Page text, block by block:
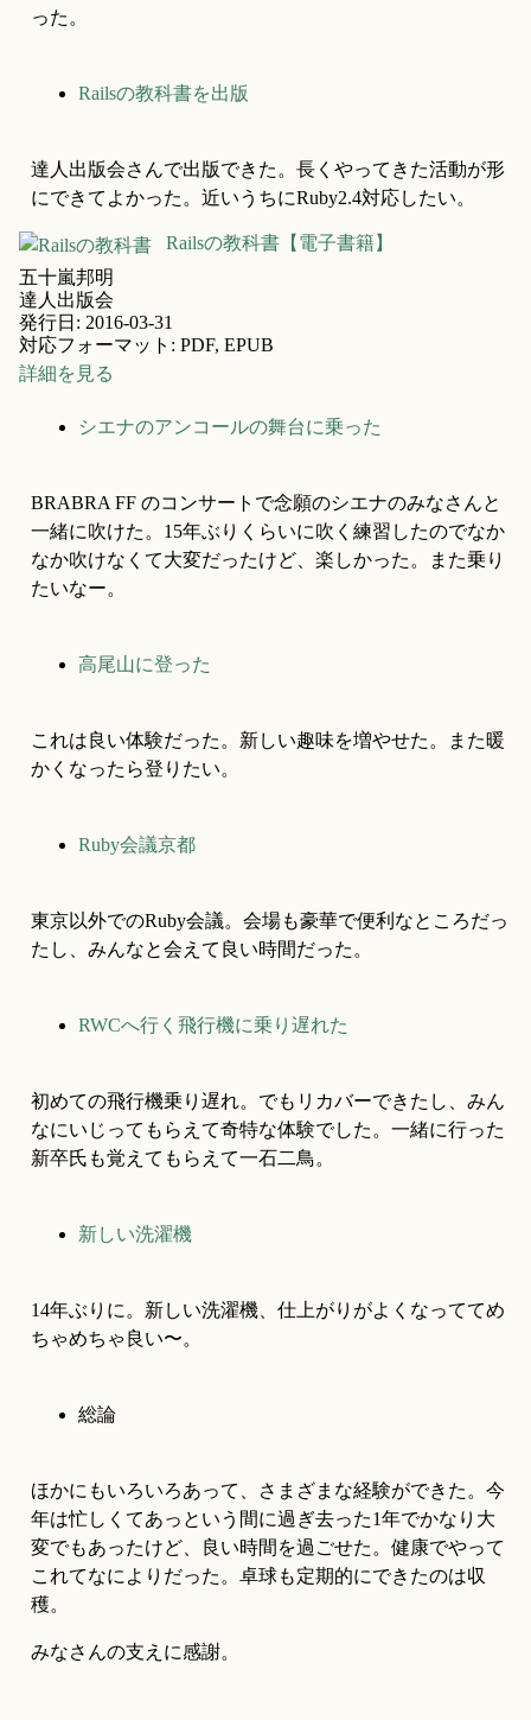
った。
Railsの教科書を出版
達人出版会さんで出版できた。長くやってきた活動が形
にできてよかった。近いうちにRuby2.4対応したい。
Railsの教科書【電子書籍】
五十嵐邦明
達人出版会
発行日: 2016-03-31
対応フォーマット: PDF, EPUB
詳細を見る
シエナのアンコールの舞台に乗った
BRABRA FF のコンサートで念願のシエナのみなさんと
一緒に吹けた。15年ぶりくらいに吹く練習したのでなか
なか吹けなくて大変だったけど、楽しかった。また乗り
たいなー。
高尾山に登った
これは良い体験だった。新しい趣味を増やせた。また暖
かくなったら登りたい。
Ruby会議京都
東京以外でのRuby会議。会場も豪華で便利なところだっ
たし、みんなと会えて良い時間だった。
RWCへ行く飛行機に乗り遅れた
初めての飛行機乗り遅れ。でもリカバーできたし、みん
なにいじってもらえて奇特な体験でした。一緒に行った
新卒氏も覚えてもらえて一石二鳥。
新しい洗濯機
14年ぶりに。新しい洗濯機、仕上がりがよくなっててめ
ちゃめちゃ良い〜。
総論
ほかにもいろいろあって、さまざまな経験ができた。今
年は忙しくてあっという間に過ぎ去った1年でかなり大
変でもあったけど、良い時間を過ごせた。健康でやって
これてなによりだった。卓球も定期的にできたのは収
穫。
みなさんの支えに感謝。